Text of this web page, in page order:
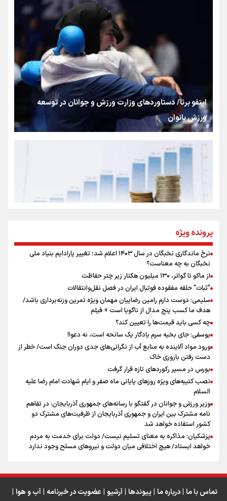
بنزین؛ تدبیری برای حفظ امنیت انرژی
«هورامان»؛ میراثی که جهان را شیفته کرد
شکستگیِ بزرگ؛ روایتِ یک استخوان، یک نسل، یک توهم!
رسانه ملی و حق مردم برای شنیدن صدای رئیس‌جمهوری
روایت ایران از کنار مردم
جمله‌ای که بغض چهارماهه را شکست؛ «آهای مردم، آقا از
تهران رفتند»
سه حسرتی که به دلم ماند
اینفو برنا/ دستاوردهای وزارت ورزش و جوانان در توسعه
ورزش بانوان
اینفو برنا/ میزان مالیات بر ارزش افزوده چقدر است؟
اینفو برنا / ۴ مسیر اصلی پیاده روی اربعین در عراق
پرونده ویژه
نرخ ماندگاری نخبگان در سال ۱۴۰۳ اعلام شد؛ تغییر پارادایم بنیاد ملی
نخبگان به چه معناست؟
از ماکو تا گواتر، ۱۳۰ میلیون هکتار زیر چتر حفاظت
"ثبات" حلقه مفقوده فوتبال ایران در فصل نقل‌وانتقالات
سلیمی: دوست دارم رامین رضاییان مهمان ویژه تمرین وزنه‌برداری باشد/
هدف ما کسب پنج مدال از ناگویا است + فیلم
چه کسی باید قیمت‌ها را تعیین کند؟
یوسفی: جای بخیه سرم یادگار یک سانحه است، نه دعوا!
ورود مواد آلاینده به منابع آب از نگرانی‌های جدی دوران جنگ است/ خطر از
دست رفتن باروری خاک
بورس در مسیر رکوردهای تازه قرار گرفت
نصب کتیبه‌های ویژه روزهای پایانی ماه صفر و ایام شهادت امام رضا علیه
السلام
وزیر ورزش و جوانان در گفتگو با رسانه‌های جمهوری آذربایجان: در تفاهم
نامه مشترک بین ایران و جمهوری آذربایجان از ظرفیت‌های مشترک دو
کشور استفاده خواهد شد
پزشکیان: مذاکره به معنای تسلیم نیست/ دولت برای خدمت به مردم
خواهد ایستاد/ هیچ اختلافی میان دولت و نیروهای مسلح وجود ندارد
توضیحات مدیرکل امور فنی صندوق بازنشستگی درباره جزئیات قانون
تماس با ما | درباره ما | پیوندها | آرشیو | عضویت در خبرنامه | آب و هوا |